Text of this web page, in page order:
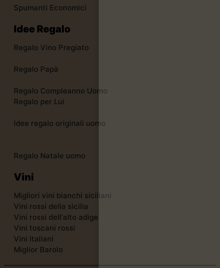
Spumanti Economici
Idee Regalo
Regalo Vino Pregiato
Regalo Papà
Regalo Compleanno Uomo
Regalo per Lui
Idee regalo originali uomo
Regalo Natale uomo
Vini
Migliori vini bianchi siciliani
Vini rossi della sicilia
Vini rossi dell'alto adige
Vini toscani rossi
Vini italiani
Miglior Barolo